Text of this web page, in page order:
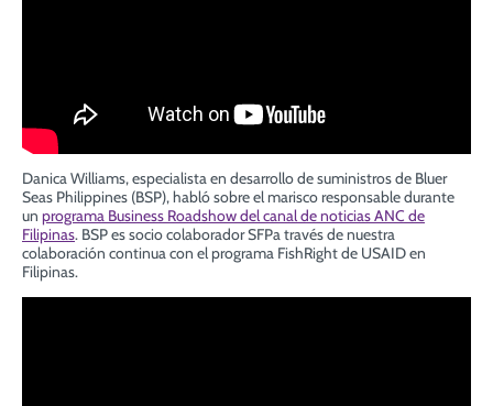
Danica Williams, especialista en desarrollo de suministros de Bluer
Seas Philippines (BSP), habló sobre el marisco responsable durante
un programa Business Roadshow del canal de noticias ANC de
Filipinas. BSP es socio colaborador SFPa través de nuestra
colaboración continua con el programa FishRight de USAID en
Filipinas.